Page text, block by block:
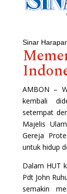
Sinar
AMBON –
kembali
setempat
Majelis
Gereja
untuk hidup
Dalam HUT
Pdt John
semakin